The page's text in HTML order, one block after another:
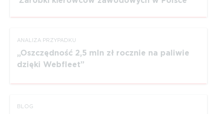
ANALIZA PRZYPADKU
Oszczędność 2,5 mln zł rocznie na paliwie
dzięki Webfleet
BLOG